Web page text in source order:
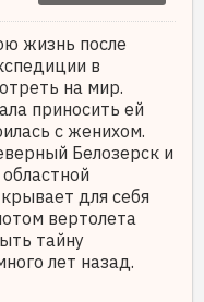
жизнь после
в
на мир.
приносить ей
с женихом.
Белозерск и
для себя
вертолета
тайну
лет назад.